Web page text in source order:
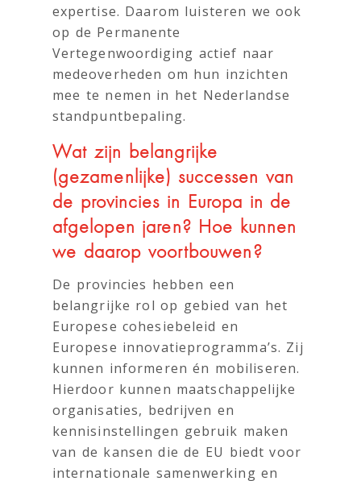
expertise. Daarom luisteren we ook
op de Permanente
Vertegenwoordiging actief naar
medeoverheden om hun inzichten
mee te nemen in het Nederlandse
standpuntbepaling.
Wat zijn belangrijke
(gezamenlijke) successen van
de provincies in Europa in de
afgelopen jaren? Hoe kunnen
we daarop voortbouwen?
De provincies hebben een
belangrijke rol op gebied van het
Europese cohesiebeleid en
Europese innovatieprogramma’s. Zij
kunnen informeren én mobiliseren.
Hierdoor kunnen maatschappelijke
organisaties, bedrijven en
kennisinstellingen gebruik maken
van de kansen die de EU biedt voor
internationale samenwerking en